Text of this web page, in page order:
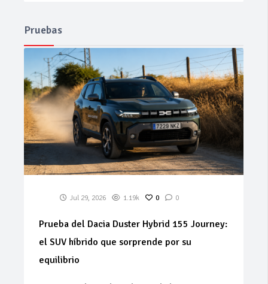
Pruebas
Jul 29, 2026 1.19k 0 0
Prueba del Dacia Duster Hybrid 155 Journey:
el SUV híbrido que sorprende por su
equilibrio